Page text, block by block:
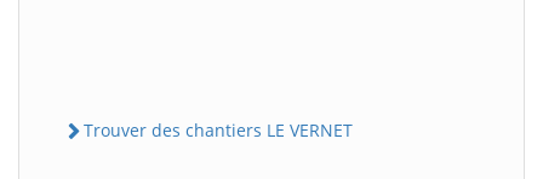
Trouver des chantiers LE VERNET